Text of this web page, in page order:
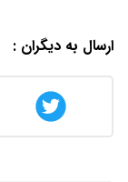
ارسال به دیگران :